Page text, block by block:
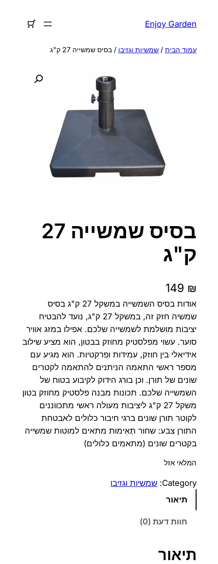
Enjoy Garden
עמוד הבית/ שמשיות וגזיבו / בסיס שמשייה 27 ק"ג
בסיס שמשייה 27
ק"ג
149 ₪
אודות בסיס השמשייה במשקל 27 ק"ג בסיס
שמשיה חזק זה, במשקל 27 ק"ג, נועד להבטיח
יציבות מושלמת לשמשייה שלכם. אפילו במזג אוויר
סוער. עשוי מפלסטיק מחוזק בבטון, הוא מציע שילוב
אידיאלי בין חוזק, עמידות ופרקטיות. הוא מגיע עם
מספר ראשי התאמה הניתנים להתאמה לקטרים ​​
שונים של תורן. וכן בורג הידוק לקיבוע בטוח של
השמשייה שלכם. תכונות מבנה פלסטיק מחוזק בטון
משקל 27 ק"ג ליציבות מעולה ראשי מתכווננים
לקוטר תורן שונים ברגי חיבור כלולים לאבטחת
התורן צבע: שחור תְאִימוּת מתאים למוטות שמשייה
בקטרים ​​שונים (מתאמים כלולים)
המלאי אזל
Category: שמשיות וגזיבו
תיאור
חוות דעת (0)
תיאור